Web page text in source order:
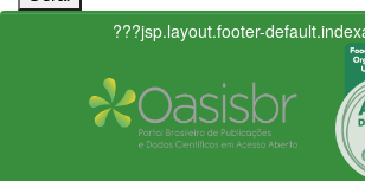
???jsp.layout.footer-